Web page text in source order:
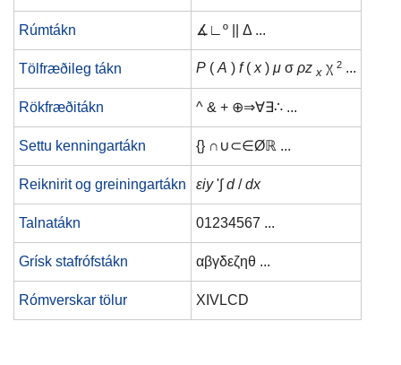
Rúmtákn ∡∟º || Δ ...
Tölfræðileg tákn P ( A ) f( x) μ σ ρz x χ 2 ...
Rökfræðitákn ^ & + ⊕⇒∀∃∴ ...
Settu kenningartákn {} ∩∪⊂∈Øℝ ...
Reiknirit og greiningartákn εiy'∫d/dx
Talnatákn 01234567 ...
Grísk stafrófstákn αβγδεζηθ ...
Rómverskar tölur XIVLCD